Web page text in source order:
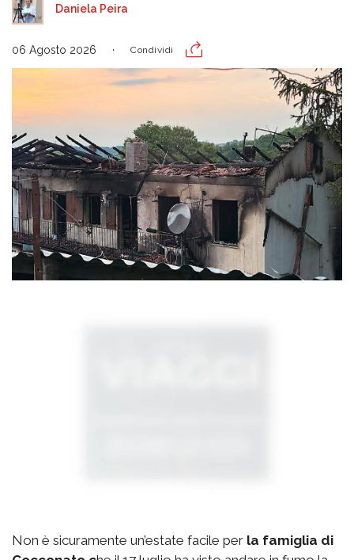
Daniela Peira
06 Agosto 2026 Condividi
Non è sicuramente un’estate facile per la famiglia di